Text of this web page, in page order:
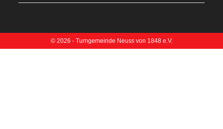
© 2026 - Turngemeinde Neuss von 1848 e.V.